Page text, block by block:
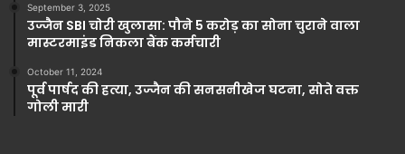
September 3, 2025
उज्जैन SBI चोरी खुलासा: पौने 5 करोड़ का सोना चुराने वाला
मास्टरमाइंड निकला बैंक कर्मचारी
October 11, 2024
पूर्व पार्षद की हत्या, उज्जैन की सनसनीखेज घटना, सोते वक्त
गोली मारी